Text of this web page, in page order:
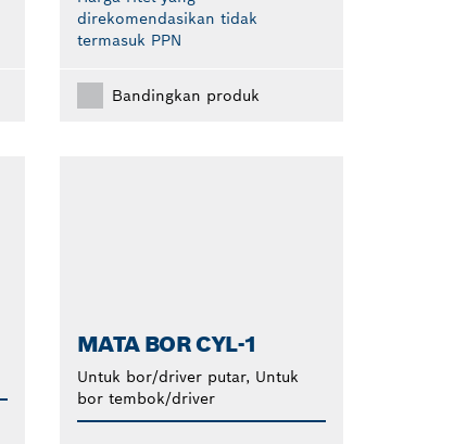
direkomendasikan tidak
termasuk PPN
Bandingkan produk
MATA BOR CYL-1
Untuk bor/driver putar, Untuk
bor tembok/driver